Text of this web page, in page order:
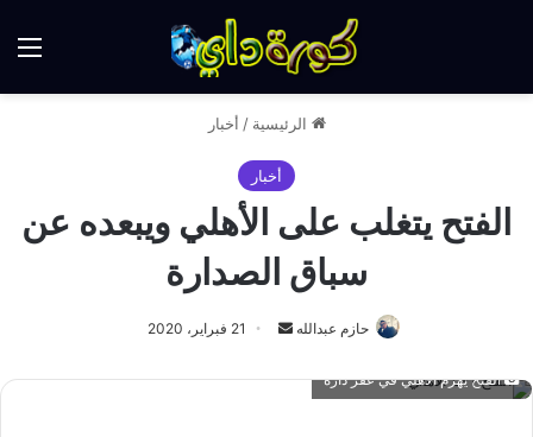
الرئيسية / أخبار
أخبار
الفتح يتغلب على الأهلي ويبعده عن
سباق الصدارة
حازم عبدالله
أرسل
إلكترونيا
21 فبراير، 2020
الفتح يهزم الاهلي في عقر داره